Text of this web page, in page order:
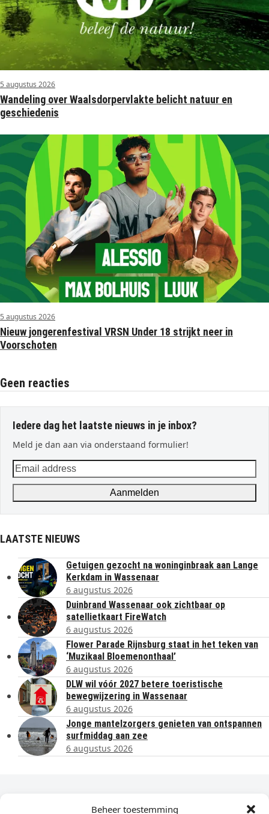
Beheer toestemming
5 augustus 2026
Wandeling over Waalsdorpervlakte belicht natuur en
geschiedenis
5 augustus 2026
Nieuw jongerenfestival VRSN Under 18 strijkt neer in
Voorschoten
Geen reacties
Iedere dag het laatste nieuws in je inbox?
Meld je dan aan via onderstaand formulier!
Email
address
Aanmelden
LAATSTE NIEUWS
Getuigen gezocht na woninginbraak aan Lange
Kerkdam in Wassenaar
6 augustus 2026
Duinbrand Wassenaar ook zichtbaar op
satellietkaart FireWatch
6 augustus 2026
Flower Parade Rijnsburg staat in het teken van
‘Muzikaal Bloemenonthaal’
6 augustus 2026
DLW wil vóór 2027 betere toeristische
bewegwijzering in Wassenaar
6 augustus 2026
Jonge mantelzorgers genieten van ontspannen
surfmiddag aan zee
6 augustus 2026
Dagelijks het laatste nieuws in je e-mail?